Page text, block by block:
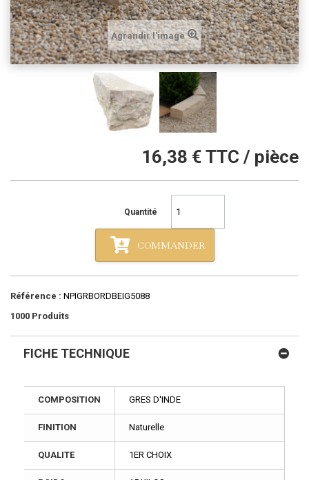
Agrandir l'image
16,38 € TTC / pièce
Quantité
COMMANDER
Référence : NPIGRBORDBEIG5088
1000 Produits
FICHE TECHNIQUE
COMPOSITION GRES D'INDE
FINITION Naturelle
QUALITE 1ER CHOIX